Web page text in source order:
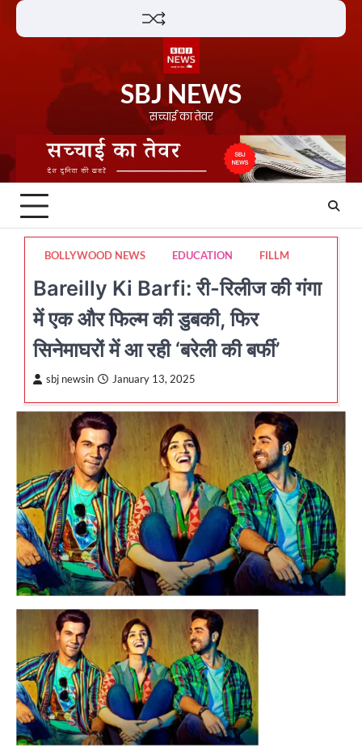
Skip
SBJ NEWS
सच्चाई का तेवर
BOLLYWOOD NEWS EDUCATION FILLM
Bareilly Ki Barfi: री-रिलीज की गंगा
में एक और फिल्म की डुबकी, फिर
सिनेमाघरों में आ रही ‘बरेली की बर्फी’
sbj newsin January 13, 2025